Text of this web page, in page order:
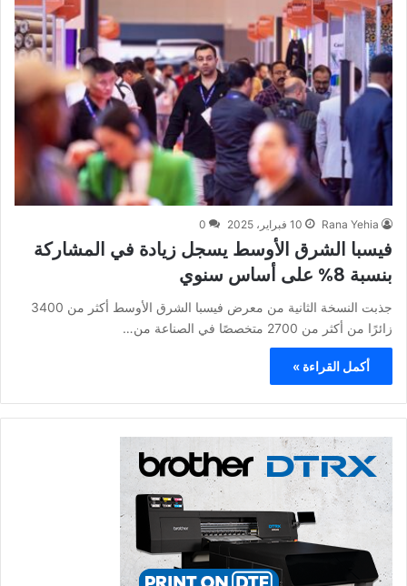
Rana Yehia 10 فبراير، 2025 0
فيسبا الشرق الأوسط يسجل زيادة في المشاركة
بنسبة 8% على أساس سنوي
جذبت النسخة الثانية من معرض فيسبا الشرق الأوسط أكثر من 3400
زائرًا من أكثر من 2700 متخصصًا في الصناعة من…
أكمل القراءة »